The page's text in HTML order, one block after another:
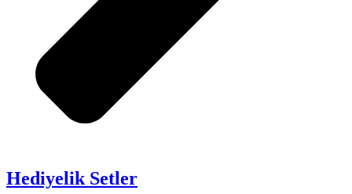
Hediyelik Setler